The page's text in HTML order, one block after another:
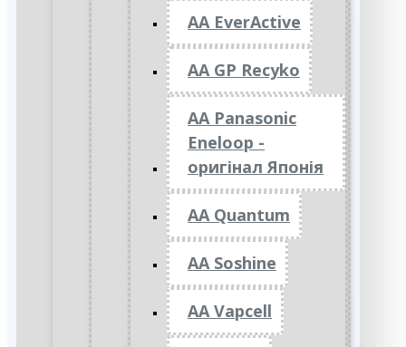
AA EverActive
AA GP Recyko
AA Panasonic
Eneloop -
оригінал Японія
AA Quantum
AA Soshine
AA Vapcell